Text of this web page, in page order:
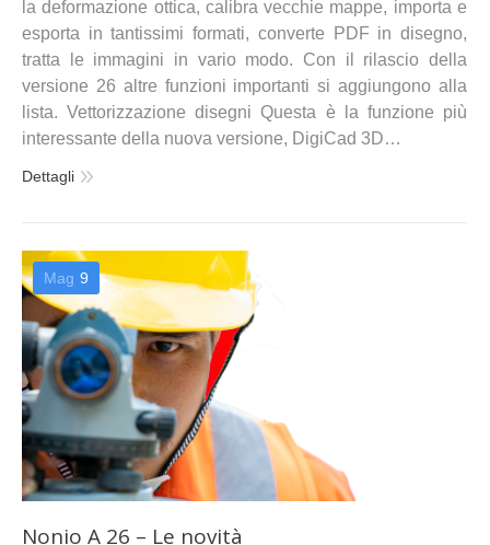
la deformazione ottica, calibra vecchie mappe, importa e
esporta in tantissimi formati, converte PDF in disegno,
tratta le immagini in vario modo. Con il rilascio della
versione 26 altre funzioni importanti si aggiungono alla
lista. Vettorizzazione disegni Questa è la funzione più
interessante della nuova versione, DigiCad 3D…
Dettagli
Mag 9
Nonio A 26 – Le novità